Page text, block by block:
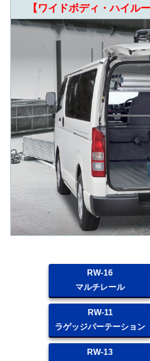
【ワイドボディ・ハイル
RW-16
マルチレール
RW-11
ラゲッジパーテーション
RW-13